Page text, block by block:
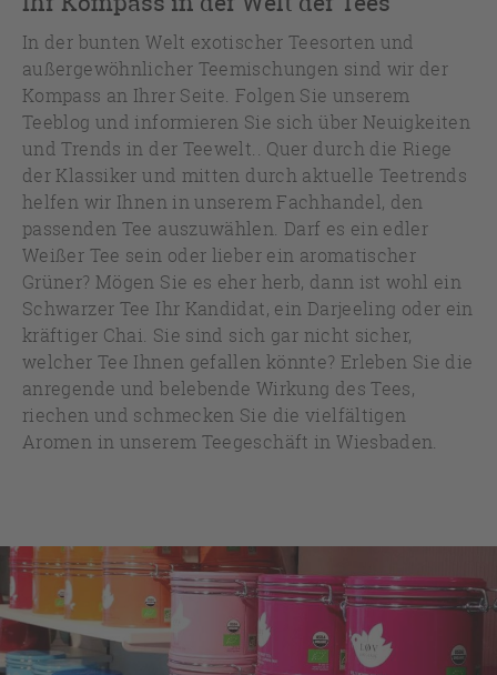
In der bunten Welt exotischer Teesorten und
außergewöhnlicher Teemischungen sind wir der
Kompass an Ihrer Seite. Folgen Sie unserem
Teeblog und informieren Sie sich über Neuigkeiten
und Trends in der Teewelt.. Quer durch die Riege
der Klassiker und mitten durch aktuelle Teetrends
helfen wir Ihnen in unserem Fachhandel, den
passenden Tee auszuwählen. Darf es ein edler
Weißer Tee sein oder lieber ein aromatischer
Grüner? Mögen Sie es eher herb, dann ist wohl ein
Schwarzer Tee Ihr Kandidat, ein Darjeeling oder ein
kräftiger Chai. Sie sind sich gar nicht sicher,
welcher Tee Ihnen gefallen könnte? Erleben Sie die
anregende und belebende Wirkung des Tees,
riechen und schmecken Sie die vielfältigen
Aromen in unserem Teegeschäft in Wiesbaden.